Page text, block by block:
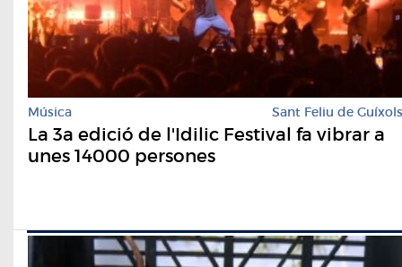
Música Sant Feliu de Guíxols
La 3a edició de l'Idilic Festival fa vibrar a
unes 14000 persones